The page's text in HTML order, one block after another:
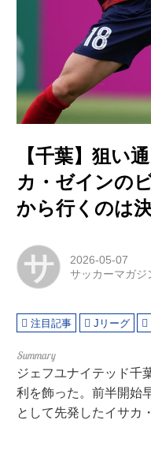
【千葉】狙い
カ・ゼインの
から行くのは
サ
2026-05-07
サッカーマガジ
注目記事 Jリーグ
ジェフユナイテッド千
利を飾った。前半開始
として先発したイサカ